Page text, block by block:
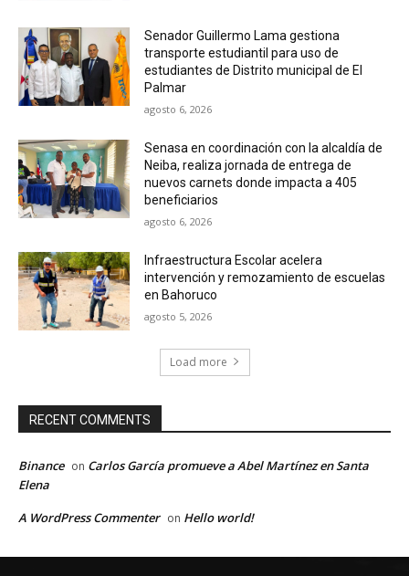
Senador Guillermo Lama gestiona
transporte estudiantil para uso de
estudiantes de Distrito municipal de El
Palmar
agosto 6, 2026
Senasa en coordinación con la alcaldía de
Neiba, realiza jornada de entrega de
nuevos carnets donde impacta a 405
beneficiarios
agosto 6, 2026
Infraestructura Escolar acelera
intervención y remozamiento de escuelas
en Bahoruco
agosto 5, 2026
Load more
RECENT COMMENTS
Binance on Carlos García promueve a Abel Martínez en Santa
Elena
A WordPress Commenter on Hello world!